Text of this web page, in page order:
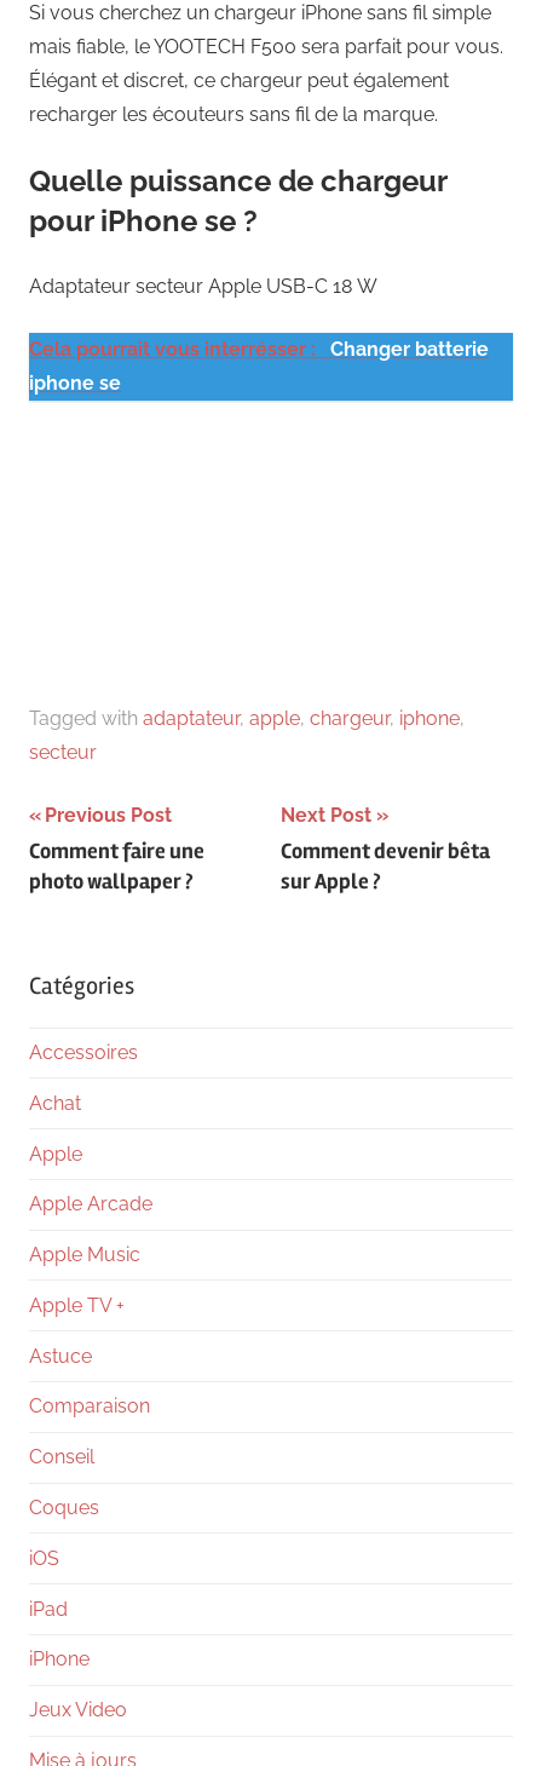
Si vous cherchez un chargeur iPhone sans fil simple
mais fiable, le YOOTECH F500 sera parfait pour vous.
Élégant et discret, ce chargeur peut également
recharger les écouteurs sans fil de la marque.
Quelle puissance de chargeur
pour iPhone se ?
Adaptateur secteur Apple USB-C 18 W
Cela pourrait vous interrésser :
Changer batterie
iphone se
Tagged with adaptateur, apple, chargeur, iphone,
secteur
Navigation
de
Previous Post
Comment faire une
photo wallpaper ?
Next Post
Comment devenir bêta
sur Apple ?
Catégories
Accessoires
Achat
Apple
Apple Arcade
Apple Music
Apple TV +
Astuce
Comparaison
Conseil
Coques
iOS
iPad
iPhone
Jeux Video
Mise à jours